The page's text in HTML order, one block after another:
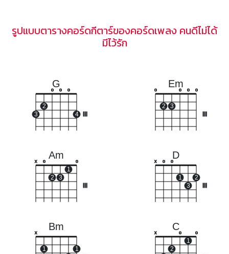
รูปแบบตารางคอร์ดกีตาร์ของคอร์ดเพลง คนดีไม่ได้
มีไว้รัก
G
3
2
o o o
4
Em
o
2 3
o o o
Am
x o
2 3
1
o
D
x o o
1
3
2
Bm
x
1 1
C
x
2
o
1
o